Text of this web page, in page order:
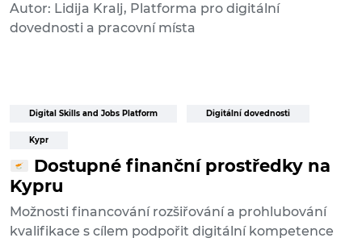
Autor: Lidija Kralj, Platforma pro digitální
dovednosti a pracovní místa
Digital Skills and Jobs Platform Digitální dovednosti
Kypr
Dostupné finanční prostředky na
Kypru
Možnosti financování rozšiřování a prohlubování
kvalifikace s cílem podpořit digitální kompetence